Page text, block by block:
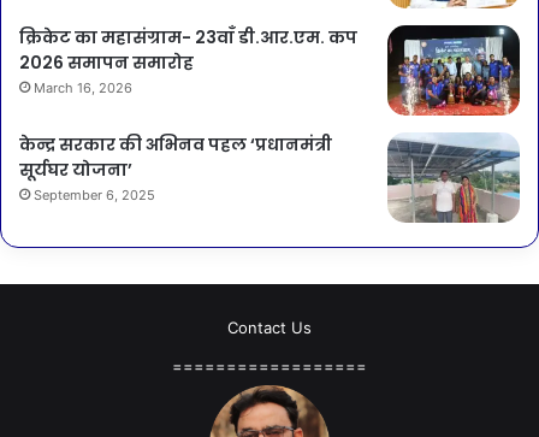
क्रिकेट का महासंग्राम- 23वाँ डी.आर.एम. कप
2026 समापन समारोह
March 16, 2026
केन्द्र सरकार की अभिनव पहल ‘प्रधानमंत्री
सूर्यघर योजना’
September 6, 2025
Contact Us
==================